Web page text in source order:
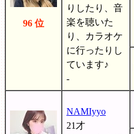
96 位
りしたり、音
楽を聴いた
り、カラオケ
に行ったりし
ています♪
-
NAMIyyo
21才